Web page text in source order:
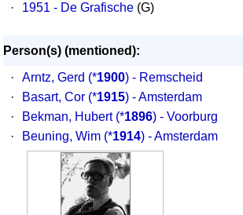
·
1951 - De Grafische (G)
Person(s) (mentioned):
·
Arntz, Gerd (*1900) - Remscheid
·
Basart, Cor (*1915) - Amsterdam
·
Bekman, Hubert (*1896) - Voorburg
·
Beuning, Wim (*1914) - Amsterdam